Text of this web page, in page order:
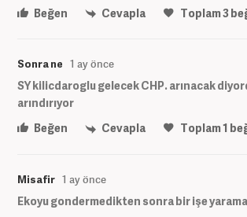
Beğen
Cevapla Toplam3
Sonra ne 1 ay önce
SY kilicdaroglu gelecek CHP. arınacak
arındırıyor
Beğen
Cevapla Toplam1
Misafir 1 ay önce
Ekoyu gondermedikten sonra bir işe